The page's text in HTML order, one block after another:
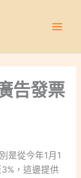
告發票
是從今年1月1
，這邊提供